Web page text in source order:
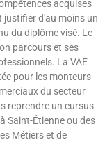
acquises
justifier d'au moins un
du diplôme visé. Le
parcours et ses
La VAE
pour les monteurs-
du secteur
reprendre un cursus
Saint-Étienne ou des
Métiers et de